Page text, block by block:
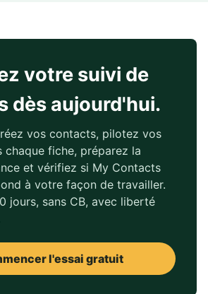
votre suivi de
dès aujourd'hui.
vos contacts, pilotez vos
chaque fiche, préparez la
et vérifiez si My Contacts
à votre façon de travailler.
jours, sans CB, avec liberté
l'essai gratuit